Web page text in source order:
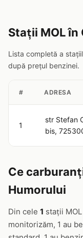
Stații MOL în
Lista completă a
după prețul benzinei.
# ADRESA
1
str Stefan
bis,
Ce
Humorului
Din cele 1 stații
monitorizăm, 1 au